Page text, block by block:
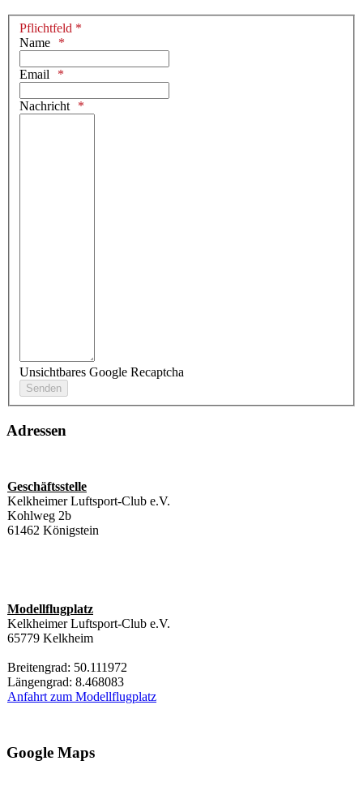
Pflichtfeld *
Name
Email
Nachricht
Unsichtbares Google Recaptcha
Adressen
Geschäftsstelle
Kelkheimer Luftsport-Club e.V.
Kohlweg 2b
61462 Königstein
Modellflugplatz
Kelkheimer Luftsport-Club e.V.
65779 Kelkheim
Breitengrad: 50.111972
Längengrad: 8.468083
Anfahrt zum Modellflugplatz
Google Maps